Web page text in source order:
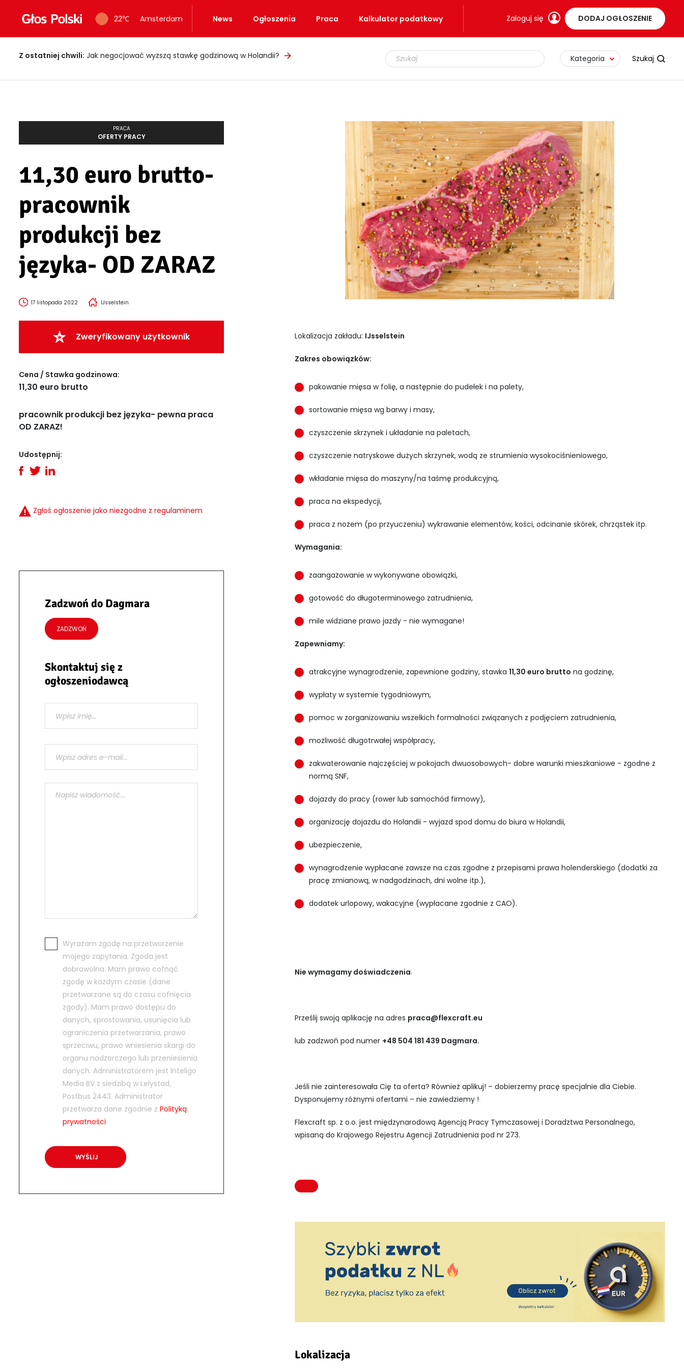
22℃ Amsterdam News Ogłoszenia Praca Kalkulator podatkowy Zaloguj się DODAJ OGŁOSZENIE
Z ostatniej chwili: Jak negocjować wyższą stawkę godzinową w Holandii? Kategoria
PRACA
OFERTY PRACY
11,30 euro brutto-
pracownik
produkcji bez
języka- OD ZARAZ
17 listopada 2022 IJsselstein
Zweryfikowany użytkownik
Cena / Stawka godzinowa:
11,30 euro brutto
pracownik produkcji bez języka- pewna praca
OD ZARAZ!
Udostępnij:
Zgłoś ogłoszenie jako niezgodne z regulaminem
Zadzwoń do Dagmara
ZADZWOŃ
Skontaktuj się z
ogłoszeniodawcą
Wyrażam zgodę na przetworzenie
mojego zapytania. Zgoda jest
dobrowolna. Mam prawo cofnąć
zgodę w każdym czasie (dane
przetwarzane są do czasu cofnięcia
zgody). Mam prawo dostępu do
danych, sprostowania, usunięcia lub
ograniczenia przetwarzania, prawo
sprzeciwu, prawo wniesienia skargi do
organu nadzorczego lub przeniesienia
danych. Administratorem jest Inteligo
Media BV z siedzibą w Lelystad,
Postbus 2443. Administrator
przetwarza dane zgodnie z Polityką
prywatności
Lokalizacja zakładu: IJsselstein
Zakres obowiązków:
pakowanie mięsa w folię, a następnie do pudełek i na palety,
sortowanie mięsa wg barwy i masy,
czyszczenie skrzynek i układanie na paletach,
czyszczenie natryskowe dużych skrzynek, wodą ze strumienia wysokociśnieniowego,
wkładanie mięsa do maszyny/na taśmę produkcyjną,
praca na ekspedycji,
praca z nożem (po przyuczeniu) wykrawanie elementów, kości, odcinanie skórek, chrząstek itp.
Wymagania:
zaangażowanie w wykonywane obowiązki,
gotowość do długoterminowego zatrudnienia,
mile widziane prawo jazdy - nie wymagane!
Zapewniamy:
atrakcyjne wynagrodzenie, zapewnione godziny, stawka 11,30 euro brutto na godzinę,
wypłaty w systemie tygodniowym,
pomoc w zorganizowaniu wszelkich formalności związanych z podjęciem zatrudnienia,
możliwość długotrwałej współpracy,
zakwaterowanie najczęściej w pokojach dwuosobowych- dobre warunki mieszkaniowe - zgodne z
normą SNF,
dojazdy do pracy (rower lub samochód firmowy),
organizację dojazdu do Holandii - wyjazd spod domu do biura w Holandii,
ubezpieczenie,
wynagrodzenie wypłacane zawsze na czas zgodne z przepisami prawa holenderskiego (dodatki za
pracę zmianową, w nadgodzinach, dni wolne itp.),
dodatek urlopowy, wakacyjne (wypłacane zgodnie z CAO).
Nie wymagamy doświadczenia.
Prześlij swoją aplikację na adres praca@flexcraft.eu
lub zadzwoń pod numer +48 504 181 439 Dagmara.
Jeśli nie zainteresowała Cię ta oferta? Również aplikuj! – dobierzemy pracę specjalnie dla Ciebie.
Dysponujemy różnymi ofertami – nie zawiedziemy !
Flexcraft sp. z o.o. jest międzynarodową Agencją Pracy Tymczasowej i Doradztwa Personalnego,
wpisaną do Krajowego Rejestru Agencji Zatrudnienia pod nr 273.
Lokalizacja